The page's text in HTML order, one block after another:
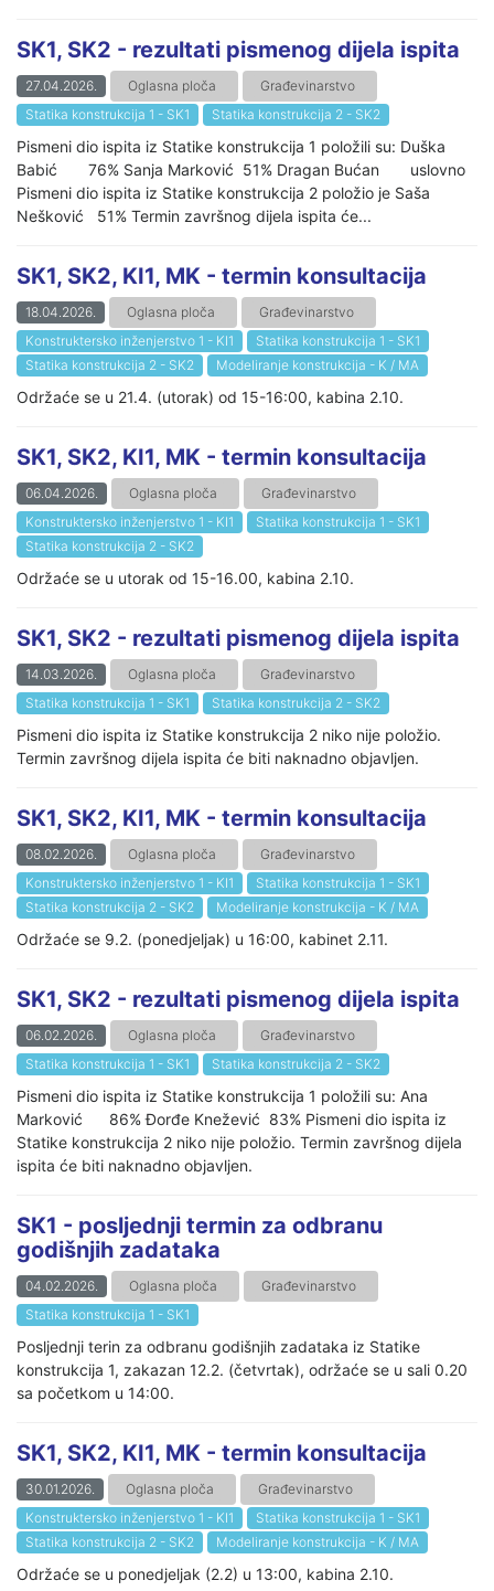
SK1, SK2 - rezultati pismenog dijela ispita
27.04.2026. Oglasna ploča
Građevinarstvo
Statika konstrukcija 1 - SK1
Statika konstrukcija 2 - SK2
Pismeni dio ispita iz Statike konstrukcija 1 položili su: Duška
Babić 76% Sanja Marković 51% Dragan Bućan uslovno
Pismeni dio ispita iz Statike konstrukcija 2 položio je Saša
Nešković 51% Termin završnog dijela ispita će...
SK1, SK2, KI1, MK - termin konsultacija
18.04.2026. Oglasna ploča
Građevinarstvo
Konstruktersko inženjerstvo 1 - KI1
Statika konstrukcija 1 - SK1
Statika konstrukcija 2 - SK2
Modeliranje konstrukcija - K / MA
Održaće se u 21.4. (utorak) od 15-16:00, kabina 2.10.
SK1, SK2, KI1, MK - termin konsultacija
06.04.2026. Oglasna ploča
Građevinarstvo
Konstruktersko inženjerstvo 1 - KI1
Statika konstrukcija 1 - SK1
Statika konstrukcija 2 - SK2
Održaće se u utorak od 15-16.00, kabina 2.10.
SK1, SK2 - rezultati pismenog dijela ispita
14.03.2026. Oglasna ploča
Građevinarstvo
Statika konstrukcija 1 - SK1
Statika konstrukcija 2 - SK2
Pismeni dio ispita iz Statike konstrukcija 2 niko nije položio.
Termin završnog dijela ispita će biti naknadno objavljen.
SK1, SK2, KI1, MK - termin konsultacija
08.02.2026. Oglasna ploča
Građevinarstvo
Konstruktersko inženjerstvo 1 - KI1
Statika konstrukcija 1 - SK1
Statika konstrukcija 2 - SK2
Modeliranje konstrukcija - K / MA
Održaće se 9.2. (ponedjeljak) u 16:00, kabinet 2.11.
SK1, SK2 - rezultati pismenog dijela ispita
06.02.2026. Oglasna ploča
Građevinarstvo
Statika konstrukcija 1 - SK1
Statika konstrukcija 2 - SK2
Pismeni dio ispita iz Statike konstrukcija 1 položili su: Ana
Marković 86% Đorđe Knežević 83% Pismeni dio ispita iz
Statike konstrukcija 2 niko nije položio. Termin završnog dijela
ispita će biti naknadno objavljen.
SK1 - posljednji termin za odbranu
godišnjih zadataka
04.02.2026. Oglasna ploča
Građevinarstvo
Statika konstrukcija 1 - SK1
Posljednji terin za odbranu godišnjih zadataka iz Statike
konstrukcija 1, zakazan 12.2. (četvrtak), održaće se u sali 0.20
sa početkom u 14:00.
SK1, SK2, KI1, MK - termin konsultacija
30.01.2026. Oglasna ploča
Građevinarstvo
Konstruktersko inženjerstvo 1 - KI1
Statika konstrukcija 1 - SK1
Statika konstrukcija 2 - SK2
Modeliranje konstrukcija - K / MA
Održaće se u ponedjeljak (2.2) u 13:00, kabina 2.10.